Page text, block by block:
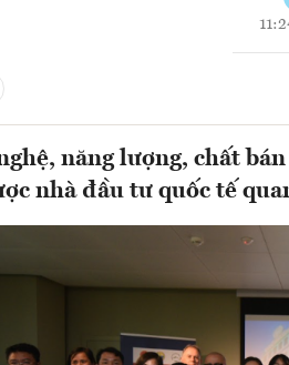
năng lượng, chất
nhà đầu tư quốc tế